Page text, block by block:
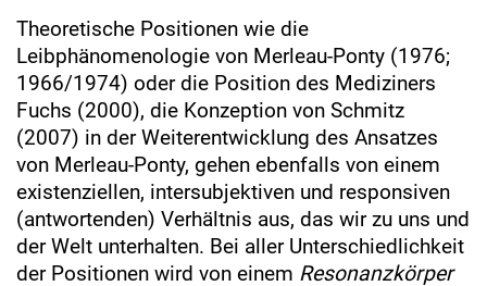
Theoretische Positionen wie die
Leibphänomenologie von Merleau-Ponty (1976;
1966/1974) oder die Position des Mediziners
Fuchs (2000), die Konzeption von Schmitz
(2007) in der Weiterentwicklung des Ansatzes
von Merleau-Ponty, gehen ebenfalls von einem
existenziellen, intersubjektiven und responsiven
(antwortenden) Verhältnis aus, das wir zu uns und
der Welt unterhalten. Bei aller Unterschiedlichkeit
der Positionen wird von einem Resonanzkörper